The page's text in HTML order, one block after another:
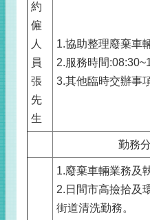
約
僱
人
員
張
先
生
1.協助整理廢棄車
2.服務時間
3.其他臨時交辦事
勤務
1.廢棄車輛業務及
2.日間市高撿拾及
街道清洗勤務。